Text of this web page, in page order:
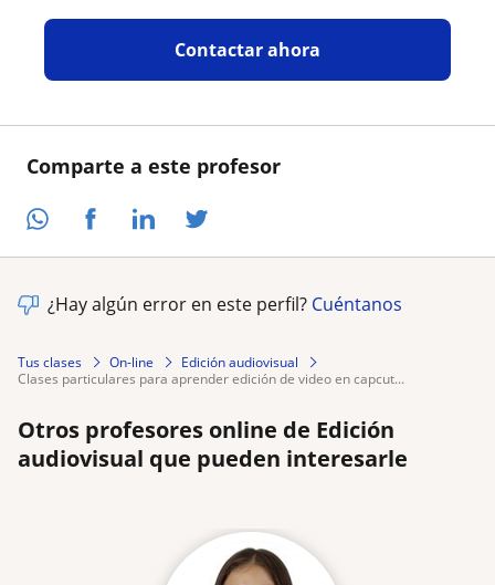
Comparte a este profesor
Contactar ahora
¿Hay algún error en este perfil? Cuéntanos
Tus clases On-line
Edición audiovisual
clases particulares para aprender edición de video en capcut...
Otros profesores online de Edición
audiovisual que pueden interesarle